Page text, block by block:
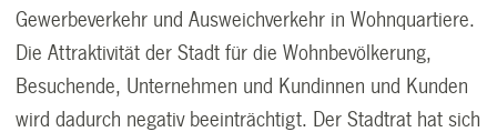
Gewerbeverkehr und Ausweichverkehr in Wohnquartiere.
Die Attraktivität der Stadt für die Wohnbevölkerung,
Besuchende, Unternehmen und Kundinnen und Kunden
wird dadurch negativ beeinträchtigt. Der Stadtrat hat sich